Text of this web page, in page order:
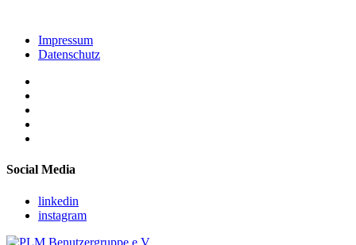
Impressum
Datenschutz
Social Media
linkedin
instagram